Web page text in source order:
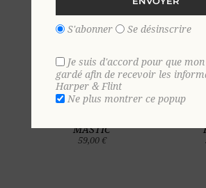
MASTIC
59,00 €
S'abonner Se désinscrire
Je suis d'accord pour que
gardé afin de recevoir les
Harper & Flint
Ne plus montrer ce popup